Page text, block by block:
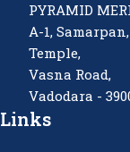
PYRAMID
A-1,
Temple,
Vasna Road,
Vadodara -
Links